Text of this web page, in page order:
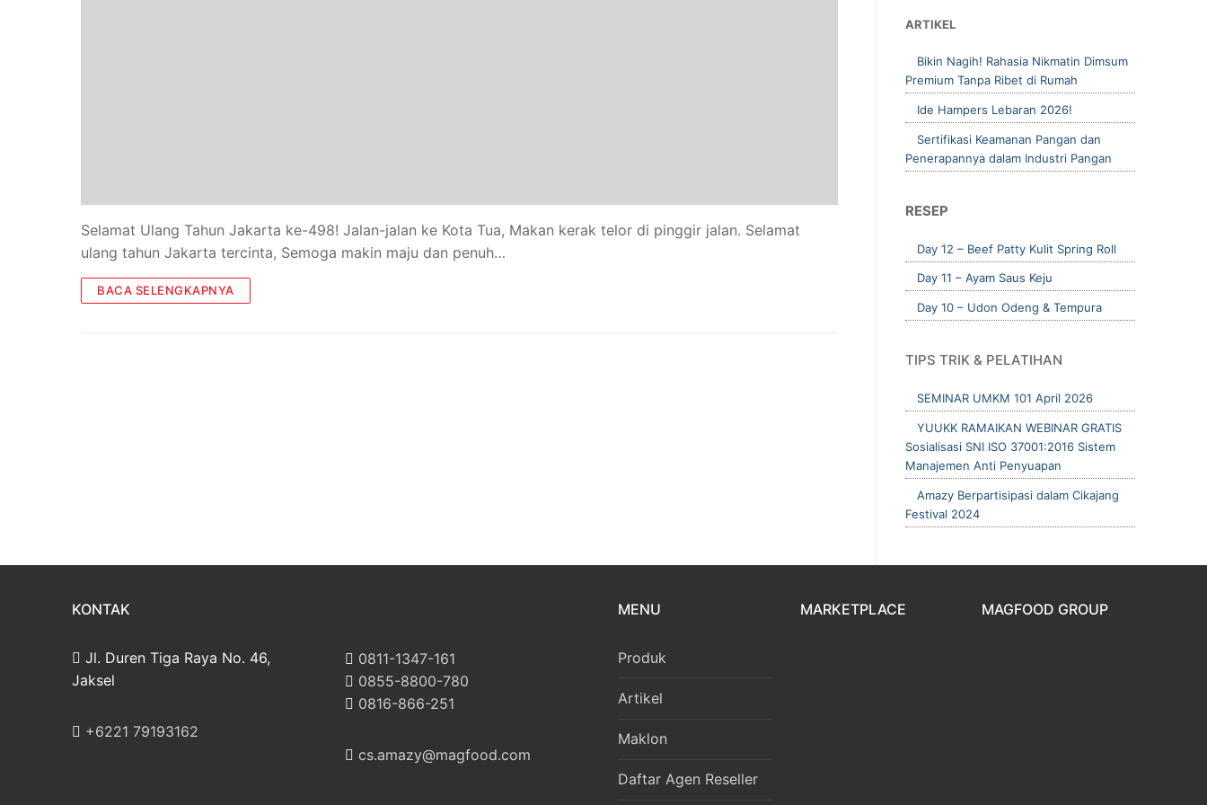
Selamat Ulang Tahun Jakarta ke-498! Jalan-jalan ke Kota Tua, Makan kerak telor di pinggir jalan. Selamat
ulang tahun Jakarta tercinta, Semoga makin maju dan penuh…
BACA SELENGKAPNYA
ARTIKEL
Bikin Nagih! Rahasia Nikmatin Dimsum
Premium Tanpa Ribet di Rumah
Ide Hampers Lebaran 2026!
Sertifikasi Keamanan Pangan dan
Penerapannya dalam Industri Pangan
RESEP
Day 12 – Beef Patty Kulit Spring Roll
Day 11 – Ayam Saus Keju
Day 10 – Udon Odeng & Tempura
TIPS TRIK & PELATIHAN
SEMINAR UMKM 101 April 2026
YUUKK RAMAIKAN WEBINAR GRATIS
Sosialisasi SNI ISO 37001:2016 Sistem
Manajemen Anti Penyuapan
Amazy Berpartisipasi dalam Cikajang
Festival 2024
KONTAK
Jl. Duren Tiga Raya No. 46,
Jaksel
‎+6221 79193162
‪0811-1347-161
‪0855-8800-780
‪0816-866-251
cs.amazy@magfood.com
MENU
Produk
Artikel
Maklon
Daftar Agen Reseller
MARKETPLACE MAGFOOD GROUP